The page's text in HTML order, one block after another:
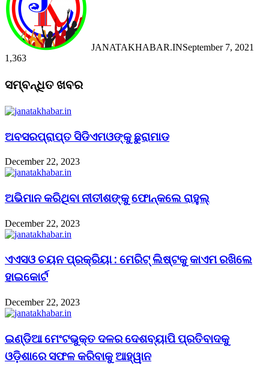
JANATAKHABAR.INSeptember 7, 2021
1,363
ସମ୍ବନ୍ଧିତ ଖବର
ଅବସରପ୍ରାପ୍ତ ସିଡିଏମଓଙ୍କୁ ଛୁରାମାଡ
December 22, 2023
ଅଭିମାନ କରିଥିବା ନୀତୀଶଙ୍କୁ ଫୋନ୍‌କଲେ ରାହୁଲ୍‌
December 22, 2023
ଏଏସଓ ଚୟନ ପ୍ରକ୍ରିୟା : ମେରିଟ୍ ଲିଷ୍ଟକୁ କାଏମ ରଖିଲେ
ହାଇକୋର୍ଟ
December 22, 2023
ଇଣ୍ଡିଆ ମେଂଟଭୁକ୍ତ ଦଳର ଦେଶବ୍ୟାପି ପ୍ରତିବାଦକୁ
ଓଡ଼ିଶାରେ ସଫଳ କରିବାକୁ ଆହ୍ୱାନ